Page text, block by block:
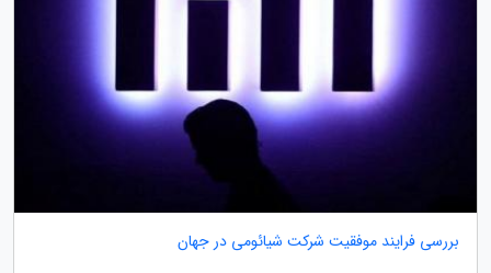
بررسی فرایند موفقیت شرکت شیائومی در جهان